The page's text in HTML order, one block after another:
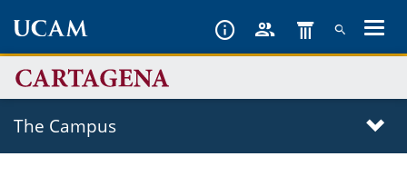
content
The Campus